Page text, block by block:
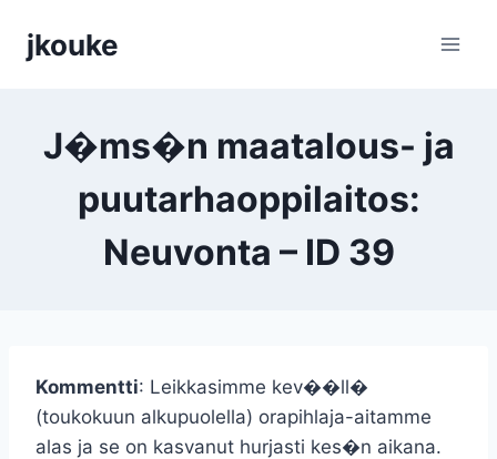
sisältöön
jkouke
J�ms�n maatalous- ja
puutarhaoppilaitos:
Neuvonta – ID 39
Kommentti: Leikkasimme kev��ll�
(toukokuun alkupuolella) orapihlaja-aitamme
alas ja se on kasvanut hurjasti kes�n aikana.